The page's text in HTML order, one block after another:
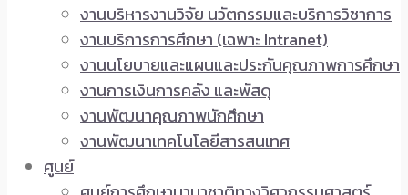
งานบริหารงานวิจัย นวัตกรรมและบริการวิชาการ
งานบริการการศึกษา (เฉพาะ Intranet)
งานนโยบายและแผนและประกันคุณภาพการศึกษา
งานการเงินการคลัง และพัสดุ
งานพัฒนาคุณภาพนักศึกษา
งานพัฒนาเทคโนโลยีสารสนเทศ
ศูนย์